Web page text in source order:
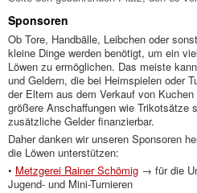
Sponsoren
Ob Tore, Handbälle, Leibchen oder
kleine Dinge werden benötigt, um ein
Löwen zu ermöglichen. Das meiste
und Geldern, die bei Heimspielen oder
der Eltern aus dem Verkauf von
größere Anschaffungen wie Trikotsätze
zusätzliche Gelder finanzierbar.
Daher danken wir unseren Sponsoren
die Löwen unterstützen:
• Metzgerei Rainer Schömig → für die
Jugend- und Mini-Turnieren